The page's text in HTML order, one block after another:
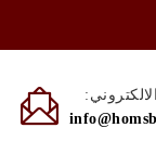
الالكتروني: